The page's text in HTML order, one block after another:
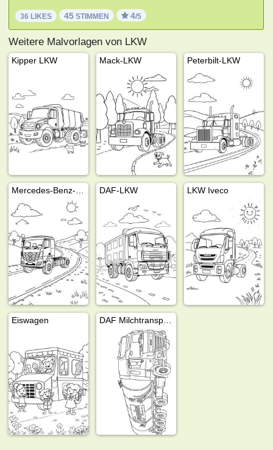
36 LIKES 45 STIMMEN 4/5
Weitere Malvorlagen von LKW
Kipper LKW Mack-LKW Peterbilt-LKW
DAF-LKW LKW Iveco
Eiswagen